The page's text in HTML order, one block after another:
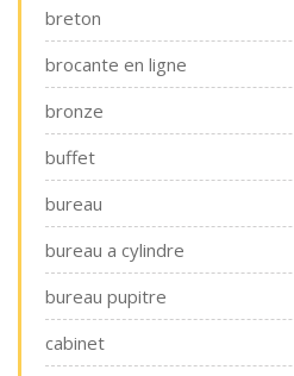
breton
brocante en ligne
bronze
buffet
bureau
bureau a cylindre
bureau pupitre
cabinet